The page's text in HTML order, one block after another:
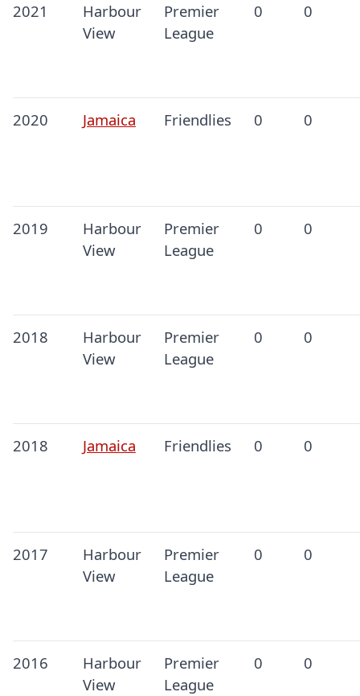
2021
Harbour
View
Premier
League
0 0
2020 Jamaica Friendlies 0 0
2019
Harbour
View
Premier
League
0 0
2018
Harbour
View
Premier
League
0 0
2018 Jamaica Friendlies 0 0
2017
Harbour
View
Premier
League
0 0
2016
Harbour
View
Premier
League
0 0